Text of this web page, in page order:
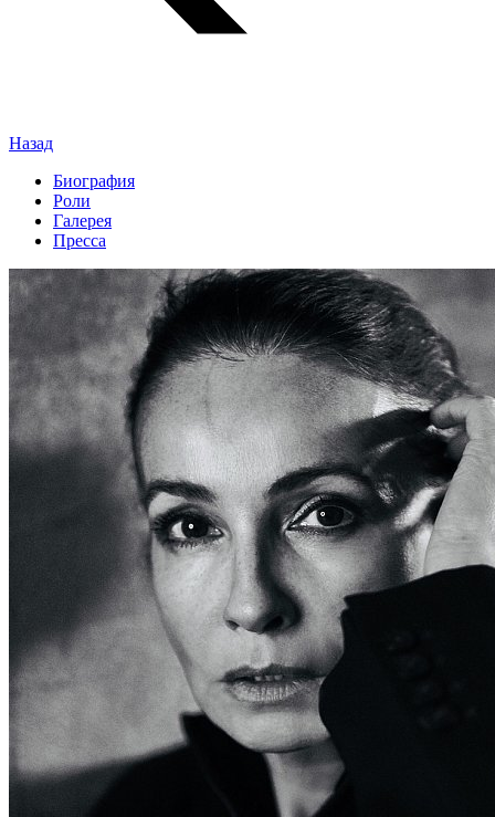
Назад
Биография
Роли
Галерея
Пресса